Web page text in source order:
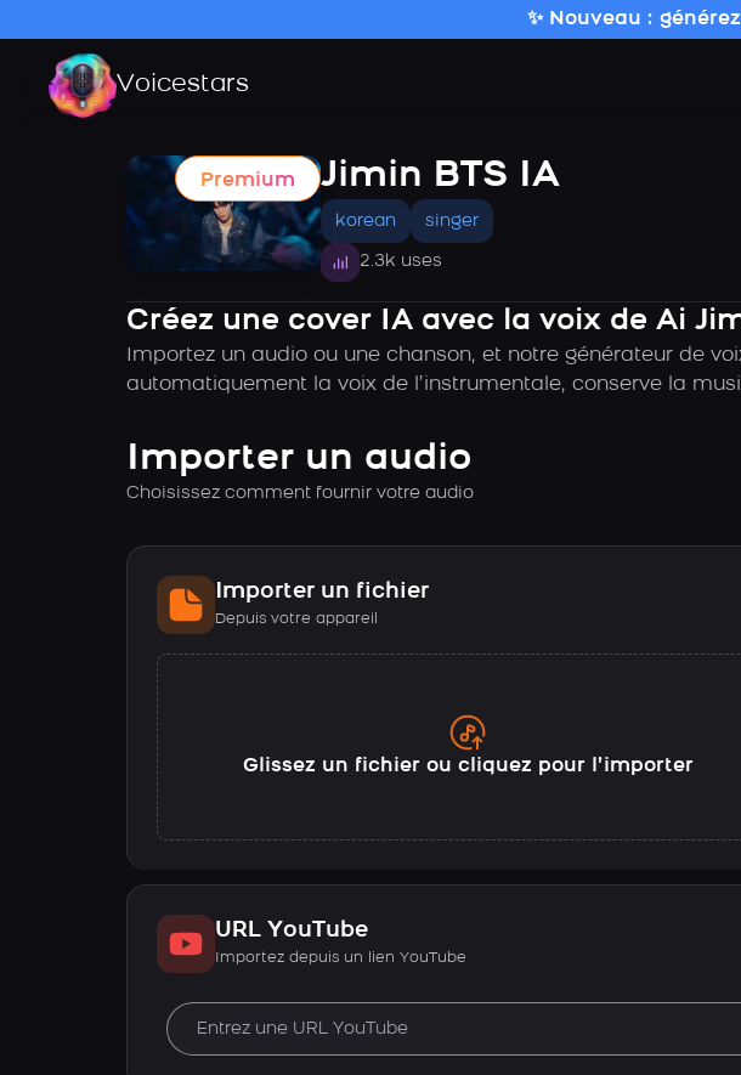
✨ Nouveau :
Voicestars
Premium Jimin BTS IA
korean singer
2.3k uses
Créez une cover IA avec la voix de Ai
Importez un audio ou une chanson, et notre générateur de
automatiquement la voix de l’instrumentale, conserve la
Importer un audio
Choisissez comment fournir votre audio
Importer un fichier
Depuis votre appareil
Glissez un fichier ou cliquez pour l’importer
URL YouTube
Importez depuis un lien YouTube